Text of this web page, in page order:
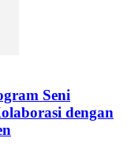
Seni
dengan